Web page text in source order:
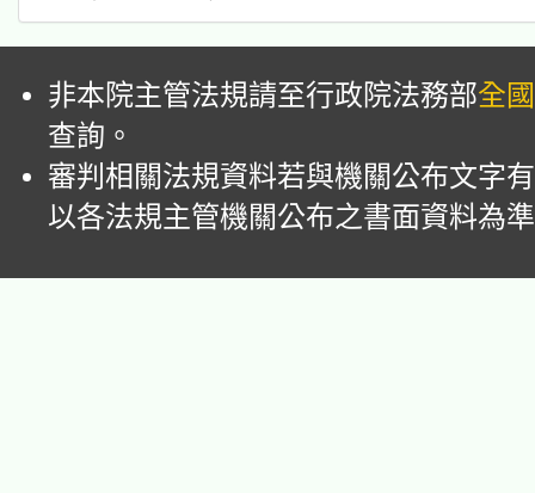
非本院主管法規請至行政院法務部全
查詢。
審判相關法規資料若與機關公布文字
以各法規主管機關公布之書面資料為